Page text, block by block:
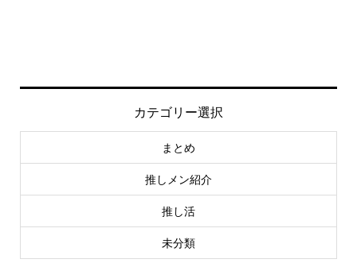
カテゴリー選択
まとめ
推しメン紹介
推し活
未分類